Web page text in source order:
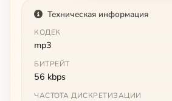
Техническая информация
КОДЕК
mp3
БИТРЕЙТ
56 kbps
ЧАСТОТА ДИСКРЕТИЗАЦИИ